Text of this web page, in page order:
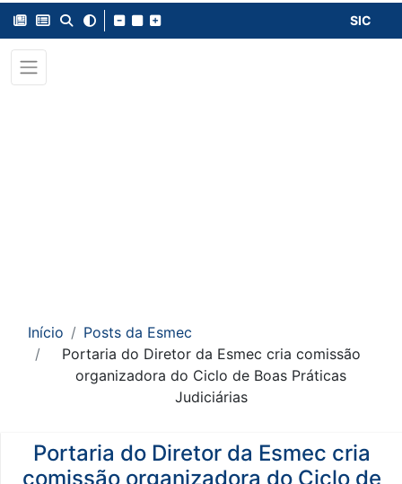
SIC
Início
Posts da Esmec
Portaria do Diretor da Esmec cria comissão
organizadora do Ciclo de Boas Práticas
Judiciárias
Portaria do Diretor da Esmec cria
comissão organizadora do Ciclo de